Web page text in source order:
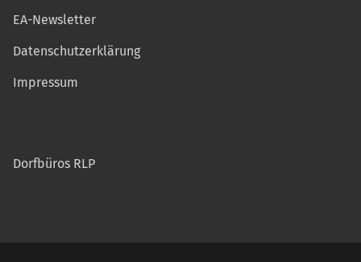
EA-Newsletter
Datenschutzerklärung
Impressum
Dorfbüros RLP